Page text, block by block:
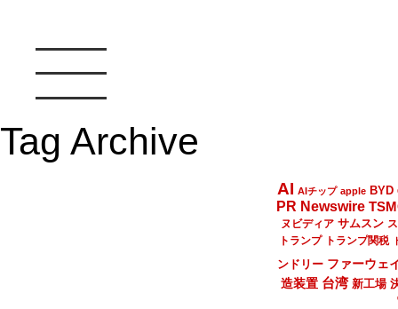
Tag Archive
AI AIチップ apple BYD
PR Newswire
ヌビディア サムスン
トランプ
トランプ関税
ンドリー ファーウェ
造装置 台湾 新工場